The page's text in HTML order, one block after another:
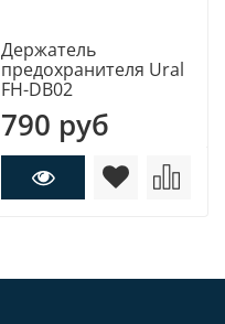
Держатель
предохранителя Ural
FH-DB02
790 руб